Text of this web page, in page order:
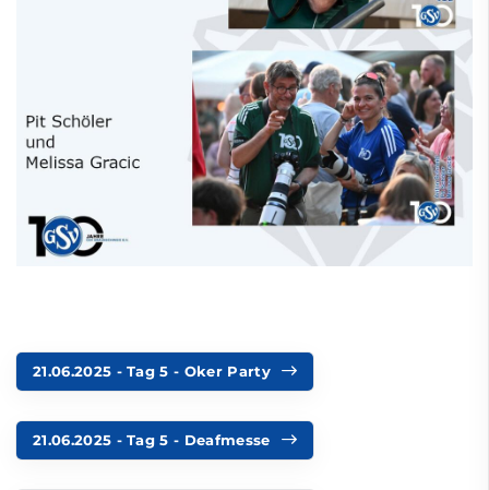
21.06.2025 - Tag 5 - Oker Party
21.06.2025 - Tag 5 - Deafmesse